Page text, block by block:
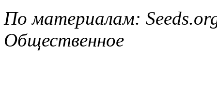
По материалам:
Общественное